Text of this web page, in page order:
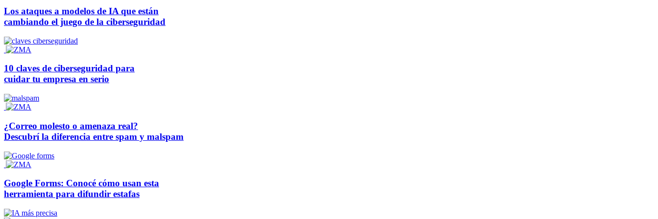
Los ataques a modelos de IA que están
cambiando el juego de la ciberseguridad
10 claves de ciberseguridad para
cuidar tu empresa en serio
¿Correo molesto o amenaza real?
Descubrí la diferencia entre spam y malspam
Google Forms: Conocé cómo usan esta
herramienta para difundir estafas